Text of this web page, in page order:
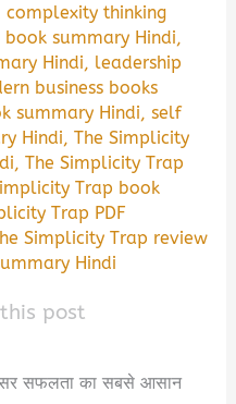
complexity thinking
summary Hindi,
Hindi, leadership
business books
summary Hindi,self
Hindi,The Simplicity
,The Simplicity Trap
Trap book
Trap PDF
Simplicity Trap review
Hindi
post
सफलता का सबसे आसान